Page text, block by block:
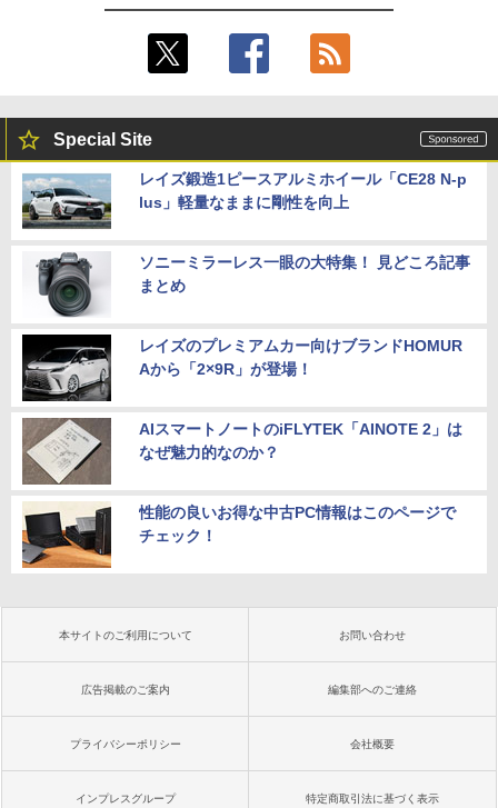
Special Site
レイズ鍛造1ピースアルミホイール「CE28 N-p
lus」軽量なままに剛性を向上
ソニーミラーレス一眼の大特集！ 見どころ記事
まとめ
レイズのプレミアムカー向けブランドHOMUR
Aから「2×9R」が登場！
AIスマートノートのiFLYTEK「AINOTE 2」は
なぜ魅力的なのか？
性能の良いお得な中古PC情報はこのページで
チェック！
本サイトのご利用について お問い合わせ
広告掲載のご案内 編集部へのご連絡
プライバシーポリシー 会社概要
インプレスグループ 特定商取引法に基づく表示